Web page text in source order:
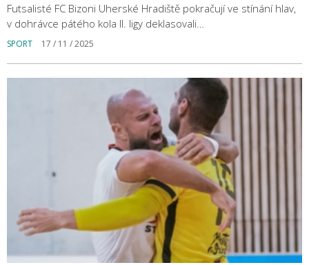
Futsalisté FC Bizoni Uherské Hradiště pokračují ve stínání hlav,
v dohrávce pátého kola II. ligy deklasovali…
SPORT 17 / 11 / 2025